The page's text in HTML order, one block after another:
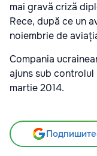
mai gravă criză
Rece, după ce un
noiembrie de
Compania
ajuns sub controlul
martie 2014.